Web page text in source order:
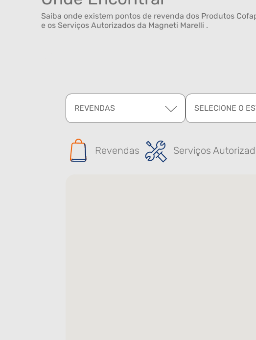
Saiba onde existem pontos de revenda dos Produtos
e os Serviços Autorizados da Magneti Marelli .
REVENDAS SELECIONE O
Revendas Serviços